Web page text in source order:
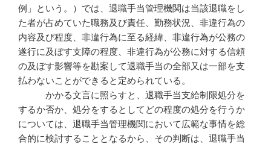
例」という。）では、退職手当管理機関は当該退職をし
た者が占めていた職務及び責任、勤務状況、非違行為の
内容及び程度、非違行為に至る経緯、非違行為が公務の
遂行に及ぼす支障の程度、非違行為が公務に対する信頼
の及ぼす影響等を勘案して退職手当の全部又は一部を支
払わないことができると定められている。
かかる文言に照らすと、退職手当支給制限処分を
するか否か、処分をするとしてどの程度の処分を行うか
については、退職手当管理機関において広範な事情を総
合的に検討することとなるから、その判断は、退職手当